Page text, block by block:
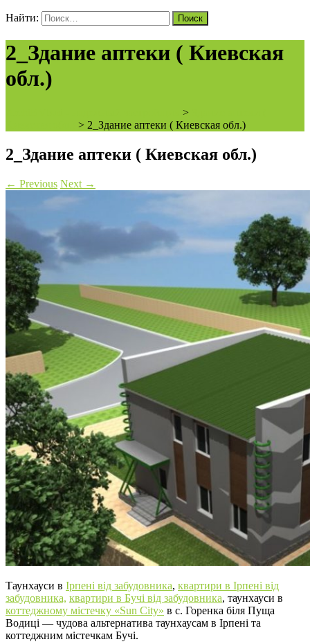
Найти:
2_Здание аптеки ( Киевская
обл.)
>
> 2_Здание аптеки ( Киевская обл.)
2_Здание аптеки ( Киевская обл.)
← Previous Next →
Таунхауси в Ірпені від забудовника, квартири в Ірпені від
забудовника, квартири в Бучі від забудовника, таунхауси в
коттеджному містечку «Sun City» в с. Горенка біля Пуща
Водиці — чудова альтернатива таунхаусам в Ірпені та
коттеджним містечкам Бучі.